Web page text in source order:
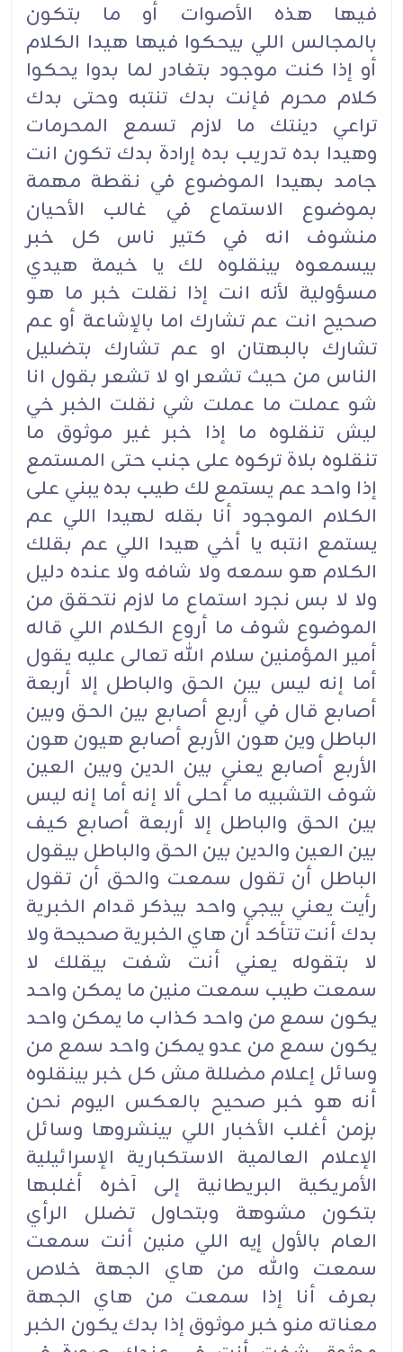
فيها هذه الأصوات أو ما بتكون
بالمجالس اللي بيحكوا فيها هيدا الكلام
أو إذا كنت موجود بتغادر لما بدوا يحكوا
كلام محرم فإنت بدك تنتبه وحتى بدك
تراعي دينتك ما لازم تسمع المحرمات
وهيدا بده تدريب بده إرادة بدك تكون انت
جامد بهيدا الموضوع في نقطة مهمة
بموضوع الاستماع في غالب الأحيان
منشوف انه في كتير ناس كل خبر
بيسمعوه بينقلوه لك يا خيمة هيدي
مسؤولية لأنه انت إذا نقلت خبر ما هو
صحيح انت عم تشارك اما بالإشاعة أو عم
تشارك بالبهتان او عم تشارك بتضليل
الناس من حيث تشعر او لا تشعر بقول انا
شو عملت ما عملت شي نقلت الخبر خي
ليش تنقلوه ما إذا خبر غير موثوق ما
تنقلوه بلاة تركوه على جنب حتى المستمع
إذا واحد عم يستمع لك طيب بده يبني على
الكلام الموجود أنا بقله لهيدا اللي عم
يستمع انتبه يا أخي هيدا اللي عم بقلك
الكلام هو سمعه ولا شافه ولا عنده دليل
ولا لا بس نجرد استماع ما لازم نتحقق من
الموضوع شوف ما أروع الكلام اللي قاله
أمير المؤمنين سلام الله تعالى عليه يقول
أما إنه ليس بين الحق والباطل إلا أربعة
أصابع قال في أربع أصابع بين الحق وبين
الباطل وين هون الأربع أصابع هيون هون
الأربع أصابع يعني بين الدين وبين العين
شوف التشبيه ما أحلى ألا إنه أما إنه ليس
بين الحق والباطل إلا أربعة أصابع كيف
بين العين والدين بين الحق والباطل بيقول
الباطل أن تقول سمعت والحق أن تقول
رأيت يعني بيجي واحد بيذكر قدام الخبرية
بدك أنت تتأكد أن هاي الخبرية صحيحة ولا
لا بتقوله يعني أنت شفت بيقلك لا
سمعت طيب سمعت منين ما يمكن واحد
يكون سمع من واحد كذاب ما يمكن واحد
يكون سمع من عدو يمكن واحد سمع من
وسائل إعلام مضللة مش كل خبر بينقلوه
أنه هو خبر صحيح بالعكس اليوم نحن
بزمن أغلب الأخبار اللي بينشروها وسائل
الإعلام العالمية الاستكبارية الإسرائيلية
الأمريكية البريطانية إلى آخره أغلبها
بتكون مشوهة وبتحاول تضلل الرأي
العام بالأول إيه اللي منين أنت سمعت
سمعت والله من هاي الجهة خلاص
بعرف أنا إذا سمعت من هاي الجهة
معناته منو خبر موثوق إذا بدك يكون الخبر